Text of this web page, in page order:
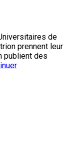
de
prennent leur
publient des